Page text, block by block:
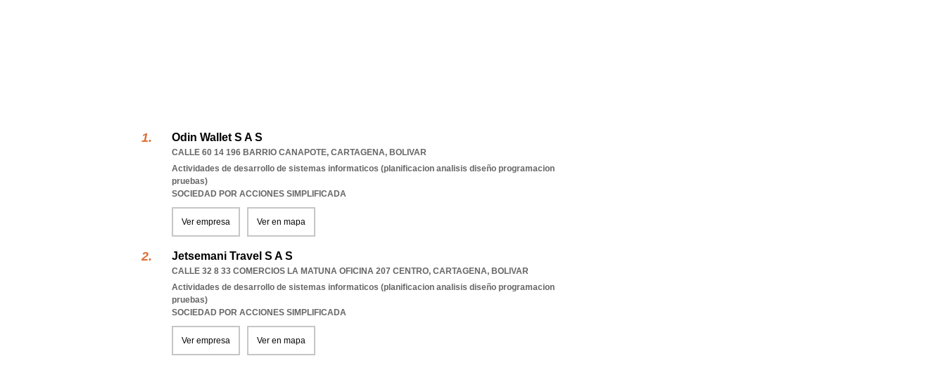
Odin Wallet S A S
CALLE 60 14 196 BARRIO CANAPOTE, CARTAGENA, BOLIVAR
Actividades de desarrollo de sistemas informaticos (planificacion analisis diseño programacion
pruebas)
SOCIEDAD POR ACCIONES SIMPLIFICADA
Ver empresa Ver en mapa
Jetsemani Travel S A S
CALLE 32 8 33 COMERCIOS LA MATUNA OFICINA 207 CENTRO, CARTAGENA, BOLIVAR
Actividades de desarrollo de sistemas informaticos (planificacion analisis diseño programacion
pruebas)
SOCIEDAD POR ACCIONES SIMPLIFICADA
Ver empresa Ver en mapa